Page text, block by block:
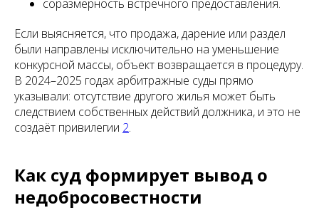
соразмерность встречного предоставления.
Если выясняется, что продажа, дарение или раздел
были направлены исключительно на уменьшение
конкурсной массы, объект возвращается в процедуру.
В 2024–2025 годах арбитражные суды прямо
указывали: отсутствие другого жилья может быть
следствием собственных действий должника, и это не
создаёт привилегии 2.
Как суд формирует вывод о
недобросовестности